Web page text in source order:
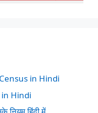
in Hindi
in Hindi